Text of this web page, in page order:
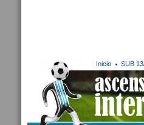
Inicio SUB